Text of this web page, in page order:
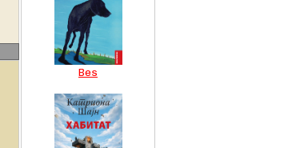
Bes